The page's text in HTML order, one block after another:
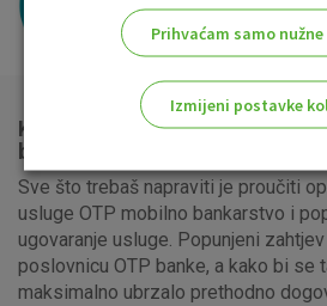
Kako postati korisnikom usluge
bankarstvo?
Sve što trebaš napraviti je proučiti
usluge OTP mobilno bankarstvo i
ugovaranje usluge. Popunjeni
poslovnicu OTP banke, a kako bi se
maksimalno ubrzalo prethodno
Prihvaćam samo
Izmijeni postavke